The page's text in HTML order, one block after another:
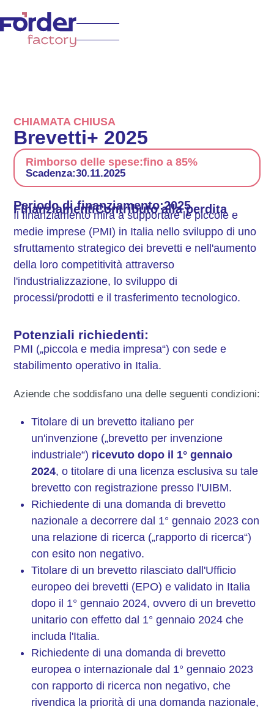
CHIAMATA CHIUSA
Brevetti+ 2025
Rimborso delle spese:fino a 85%
Scadenza:30.11.2025
Periodo di finanziamento:2025
FinanziamentiContributo alla perdita
Il finanziamento mira a supportare le piccole e
medie imprese (PMI) in Italia nello sviluppo di uno
sfruttamento strategico dei brevetti e nell'aumento
della loro competitività attraverso
l'industrializzazione, lo sviluppo di
processi/prodotti e il trasferimento tecnologico.
Potenziali richiedenti:
PMI („piccola e media impresa“) con sede e
stabilimento operativo in Italia.
Aziende che soddisfano una delle seguenti condizioni:
Titolare di un brevetto italiano per
un'invenzione („brevetto per invenzione
industriale“) ricevuto dopo il 1° gennaio
2024, o titolare di una licenza esclusiva su tale
brevetto con registrazione presso l'UIBM.
Richiedente di una domanda di brevetto
nazionale a decorrere dal 1° gennaio 2023 con
una relazione di ricerca („rapporto di ricerca“)
con esito non negativo.
Titolare di un brevetto rilasciato dall'Ufficio
europeo dei brevetti (EPO) e validato in Italia
dopo il 1° gennaio 2024, ovvero di un brevetto
unitario con effetto dal 1° gennaio 2024 che
includa l'Italia.
Richiedente di una domanda di brevetto
europea o internazionale dal 1° gennaio 2023
con rapporto di ricerca non negativo, che
rivendica la priorità di una domanda nazionale,